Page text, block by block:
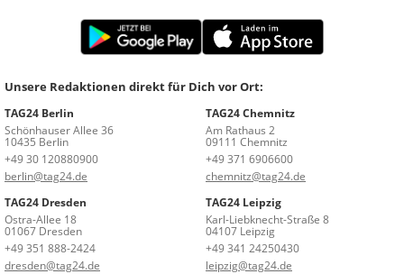
Unsere Redaktionen direkt für Dich vor Ort:
TAG24 Berlin
Schönhauser Allee 36
10435 Berlin
+49 30 120880900
berlin@tag24.de
TAG24 Chemnitz
Am Rathaus 2
09111 Chemnitz
+49 371 6906600
chemnitz@tag24.de
TAG24 Dresden
Ostra-Allee 18
01067 Dresden
+49 351 888-2424
dresden@tag24.de
TAG24 Leipzig
Karl-Liebknecht-Straße 8
04107 Leipzig
+49 341 24250430
leipzig@tag24.de